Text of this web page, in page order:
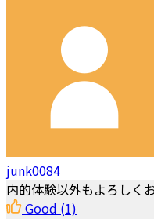
junk0084
内的体験以外もよろしく
Good (1)